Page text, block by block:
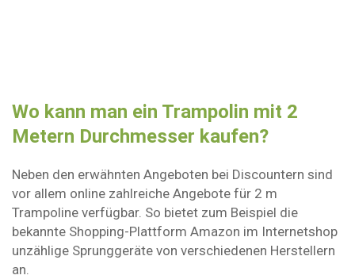
Wo kann man ein Trampolin mit 2
Metern Durchmesser kaufen?
Neben den erwähnten Angeboten bei Discountern sind
vor allem online zahlreiche Angebote für 2 m
Trampoline verfügbar. So bietet zum Beispiel die
bekannte Shopping-Plattform Amazon im Internetshop
unzählige Sprunggeräte von verschiedenen Herstellern
an.